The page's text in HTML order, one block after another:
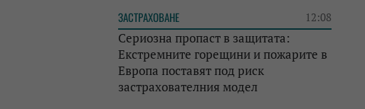
ЗАСТРАХОВАНЕ 12:08
Сериозна пропаст в защитата:
Екстремните горещини и пожарите в
Европа поставят под риск
застрахователния модел